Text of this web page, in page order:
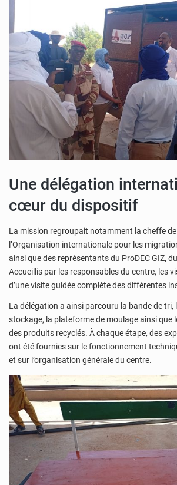
Une délégation
cœur du dispositif
La mission regroupait notamment la cheffe
l’Organisation internationale pour les
ainsi que des représentants du ProDEC GIZ,
Accueillis par les responsables du centre, les
d’une visite guidée complète des différentes
La délégation a ainsi parcouru la bande de tri,
stockage, la plateforme de moulage ainsi que
des produits recyclés. À chaque étape, des
ont été fournies sur le fonctionnement
et sur l’organisation générale du centre.